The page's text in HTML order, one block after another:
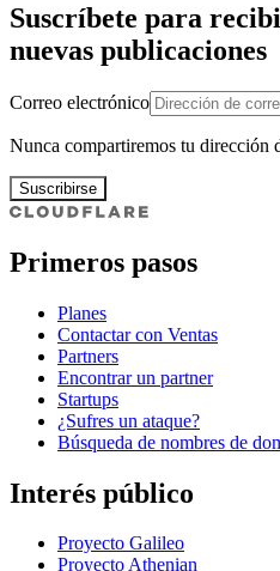
Suscríbete para
nuevas publicaciones
Correo electrónico
Nunca compartiremos tu dirección
Suscribirse
Primeros pasos
Planes
Contactar con Ventas
Partners
Encontrar un partner
Startups
¿Sufres un ataque?
Búsqueda de nombres de
Interés público
Proyecto Galileo
Proyecto Athenian